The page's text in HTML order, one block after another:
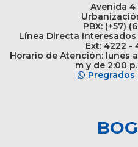
Avenida 4
PBX: (+57)
Línea Directa Interesados
Ext: 4222 -
Horario de Atención: lunes
m y de 2:00
Pregrados